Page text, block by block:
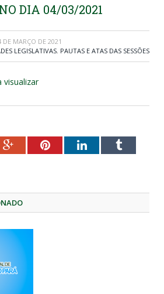
DIA 04/03/2021
DE MARÇO DE 2021
LEGISLATIVAS, PAUTAS E ATAS DAS SESSÕES
visualizar
Google+PinterestLinkedInTumblr